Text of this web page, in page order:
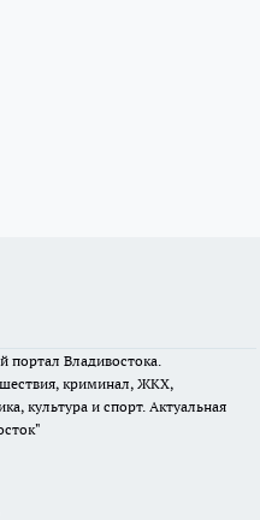
портал Владивостока.
криминал, ЖКХ,
культура и спорт. Актуальная